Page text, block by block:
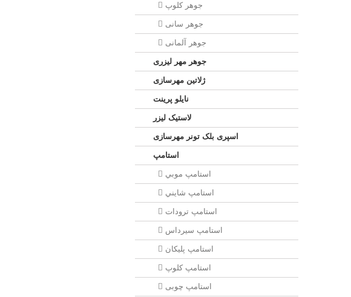
جوهر کلوپ
جوهر سانی
جوهر آلمانی
جوهر مهر لیزری
ژلاتين مهرسازی
نایلو پرینت
لاستیک لیزر
اسپری بلک تونر مهرسازی
استامپ
استامپ موبي
استامپ شايني
استامپ ترودات
استامپ سيرداس
استامپ پلیکان
استامپ کلوپ
استامپ چوبی